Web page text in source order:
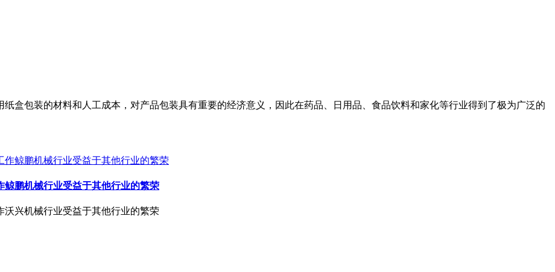
盒包装的材料和人工成本，对产品包装具有重要的经济意义，因此在药品、日用品、食品饮料和家化等行业得到了极为广泛的
鹏机械行业受益于其他行业的繁荣
兴机械行业受益于其他行业的繁荣